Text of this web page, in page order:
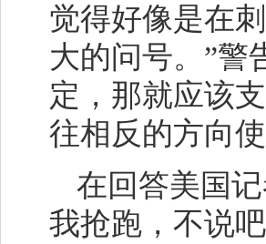
觉得好像是在
大的问号。”警
定，那就应该
往相反的方向
在回答美国
我抢跑，不说